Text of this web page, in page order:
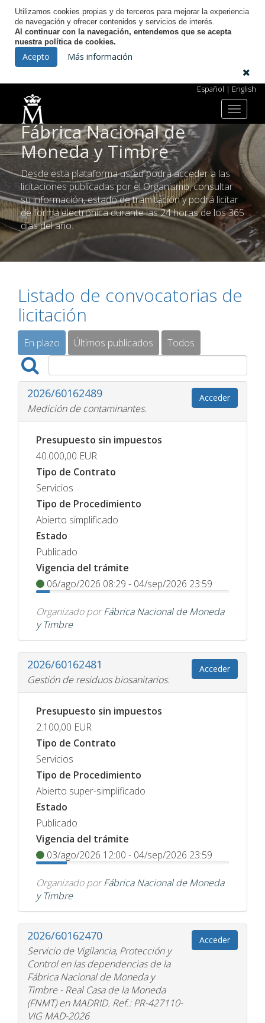
Utilizamos cookies propias y de terceros para mejorar la experiencia
de navegación y ofrecer contenidos y servicios de interés.
Al continuar con la navegación, entendemos que se acepta
nuestra política de cookies.
Acepto Más información
Español | English
Toggle
Bienvenido al Portal de
Licitación Electrónica
de la
Fábrica Nacional de
Moneda y Timbre
Desde esta plataforma usted podrá acceder a las
licitaciones publicadas por el Organismo, consultar
su información, estado de tramitación y podrá licitar
de forma electrónica durante las 24 horas de los 365
días del año.
Listado de convocatorias de
licitación
En plazo Últimos publicados Todos
2026/60162489
Medición de contaminantes.
Acceder
Presupuesto sin impuestos
40.000,00 EUR
Tipo de Contrato
Servicios
Tipo de Procedimiento
Abierto simplificado
Estado
Publicado
Vigencia del trámite
06/ago/2026 08:29 - 04/sep/2026 23:59
Organizado por Fábrica Nacional de Moneda
y Timbre
2026/60162481
Gestión de residuos biosanitarios.
Acceder
Presupuesto sin impuestos
2.100,00 EUR
Tipo de Contrato
Servicios
Tipo de Procedimiento
Abierto super-simplificado
Estado
Publicado
Vigencia del trámite
03/ago/2026 12:00 - 04/sep/2026 23:59
Organizado por Fábrica Nacional de Moneda
y Timbre
2026/60162470
Servicio de Vigilancia, Protección y
Control en las dependencias de la
Fábrica Nacional de Moneda y
Timbre - Real Casa de la Moneda
(FNMT) en MADRID. Ref.: PR-427110-
VIG MAD-2026
Acceder